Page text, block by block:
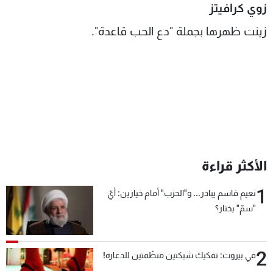
زوي كرافيتز
زينت ظهرها بجملة "دع الحب قاعدة".
الأكثر قراءة
1نعيم قاسم يبادر... و"الحزب" أمام خيارين: أيّ
"سمّ" يختار؟
2في بيروت: تفكيك شبكتين منظّمتين للدعارة!